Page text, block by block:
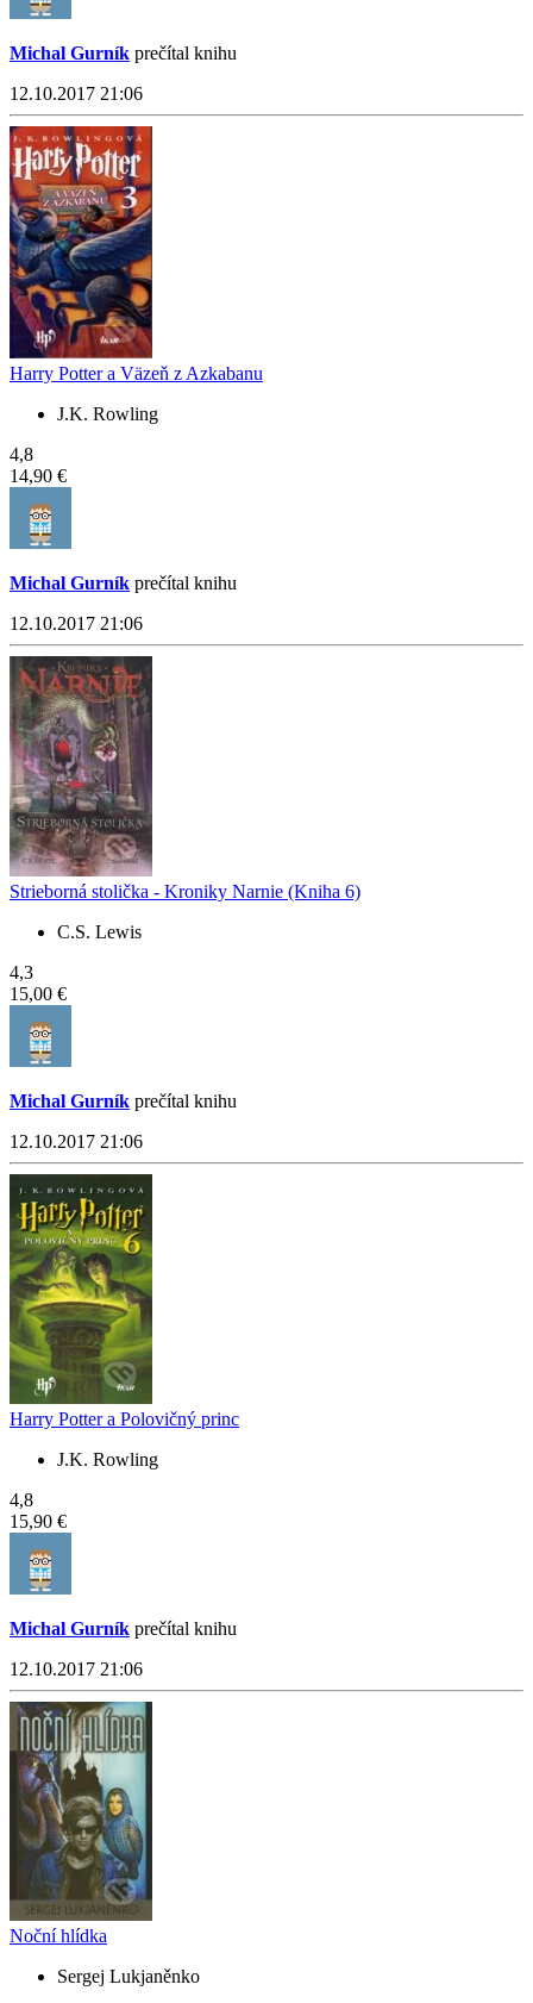
Michal Gurník prečítal knihu
12.10.2017 21:06
Harry Potter a Väzeň z Azkabanu
J.K. Rowling
4,8
14,90 €
Michal Gurník prečítal knihu
12.10.2017 21:06
Strieborná stolička - Kroniky Narnie (Kniha 6)
C.S. Lewis
4,3
15,00 €
Michal Gurník prečítal knihu
12.10.2017 21:06
Harry Potter a Polovičný princ
J.K. Rowling
4,8
15,90 €
Michal Gurník prečítal knihu
12.10.2017 21:06
Noční hlídka
Sergej Lukjaněnko